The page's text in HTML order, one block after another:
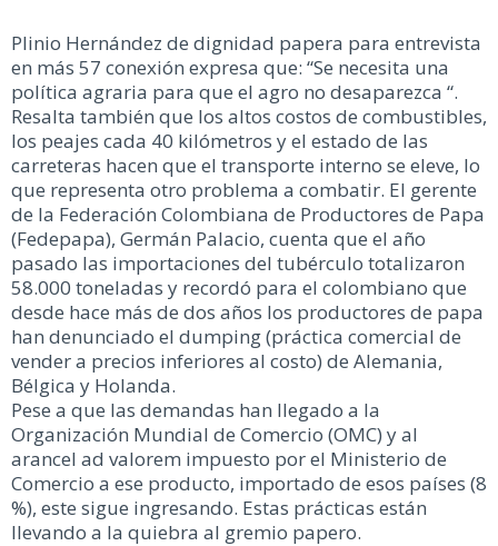
Plinio Hernández de dignidad papera para entrevista
en más 57 conexión expresa que: “Se necesita una
política agraria para que el agro no desaparezca “.
Resalta también que los altos costos de combustibles,
los peajes cada 40 kilómetros y el estado de las
carreteras hacen que el transporte interno se eleve, lo
que representa otro problema a combatir. El gerente
de la Federación Colombiana de Productores de Papa
(Fedepapa), Germán Palacio, cuenta que el año
pasado las importaciones del tubérculo totalizaron
58.000 toneladas y recordó para el colombiano que
desde hace más de dos años los productores de papa
han denunciado el dumping (práctica comercial de
vender a precios inferiores al costo) de Alemania,
Bélgica y Holanda.
Pese a que las demandas han llegado a la
Organización Mundial de Comercio (OMC) y al
arancel ad valorem impuesto por el Ministerio de
Comercio a ese producto, importado de esos países (8
%), este sigue ingresando. Estas prácticas están
llevando a la quiebra al gremio papero.